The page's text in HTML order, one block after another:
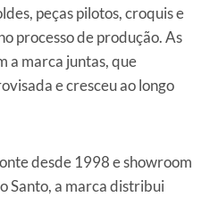
peças pilotos, croquis e
processo de produção. As
a marca juntas, que
e cresceu ao longo
desde 1998 e showroom
Santo, a marca distribui